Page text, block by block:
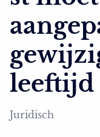
leeftijd
Juridisch